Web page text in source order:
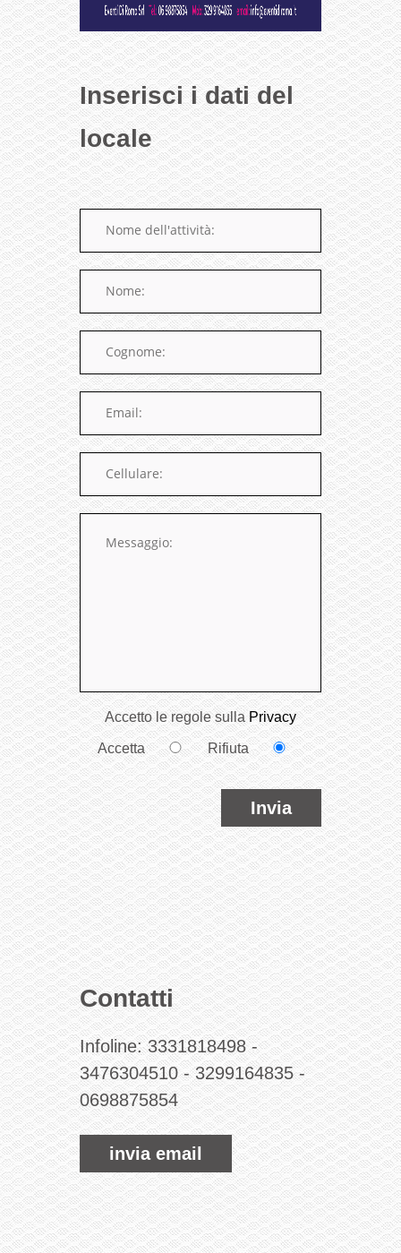
Inserisci i dati del
locale
Accetto le regole sullaPrivacy
Accetta Rifiuta
Invia
Contatti
Infoline:3331818498-
3476304510-3299164835-
0698875854
invia email